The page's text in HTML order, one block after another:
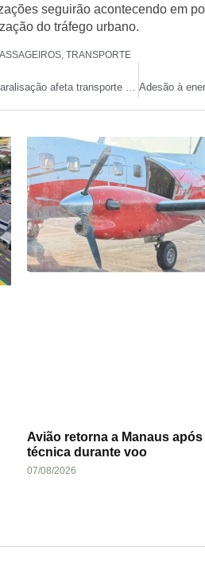
seguirão acontecendo em
do tráfego urbano.
, TRANSPORTE
Rodoviários fazem greve em Manaus e paralisação afeta transporte público nesta terça (15) Adesão à
Avião retorna a Manaus após
técnica durante voo
07/08/2026